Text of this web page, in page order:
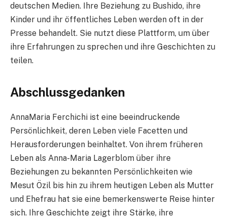
deutschen Medien. Ihre Beziehung zu Bushido, ihre
Kinder und ihr öffentliches Leben werden oft in der
Presse behandelt. Sie nutzt diese Plattform, um über
ihre Erfahrungen zu sprechen und ihre Geschichten zu
teilen.
Abschlussgedanken
AnnaMaria Ferchichi ist eine beeindruckende
Persönlichkeit, deren Leben viele Facetten und
Herausforderungen beinhaltet. Von ihrem früheren
Leben als Anna-Maria Lagerblom über ihre
Beziehungen zu bekannten Persönlichkeiten wie
Mesut Özil bis hin zu ihrem heutigen Leben als Mutter
und Ehefrau hat sie eine bemerkenswerte Reise hinter
sich. Ihre Geschichte zeigt ihre Stärke, ihre